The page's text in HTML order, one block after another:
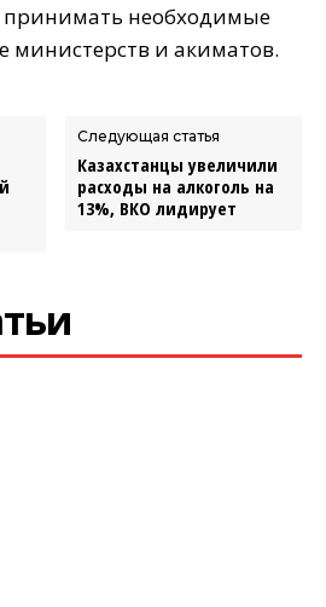
принимать необходимые
министерств и акиматов.
Следующая статья
Казахстанцы увеличили
расходы на алкоголь на
13%, ВКО лидирует